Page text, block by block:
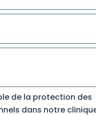
de la protection des
dans notre